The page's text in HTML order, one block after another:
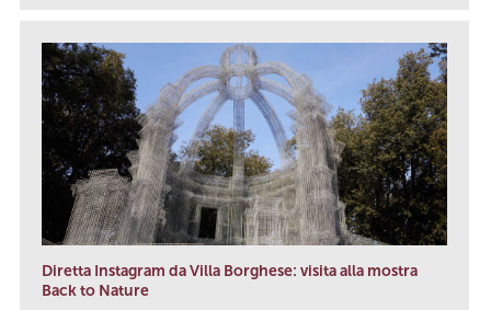
Diretta Instagram da Villa Borghese: visita alla mostra
Back to Nature